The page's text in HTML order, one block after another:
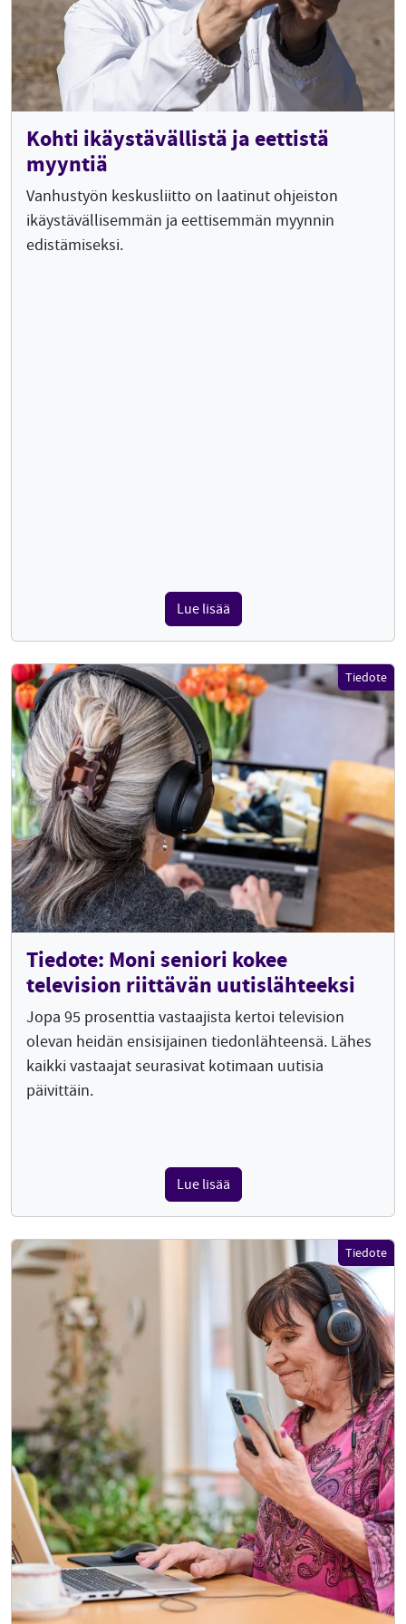
Kohti ikäystävällistä ja eettistä
myyntiä
Vanhustyön keskusliitto on laatinut ohjeiston
ikäystävällisemmän ja eettisemmän myynnin
edistämiseksi.
Lue lisää
Tiedote
Tiedote: Moni seniori kokee
television riittävän uutislähteeksi
Jopa 95 prosenttia vastaajista kertoi television
olevan heidän ensisijainen tiedonlähteensä. Lähes
kaikki vastaajat seurasivat kotimaan uutisia
päivittäin.
Lue lisää
Tiedote